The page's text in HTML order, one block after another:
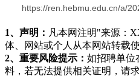
https://ren.hebmu.edu.cn/a/
1、声明： 凡本网注明"来源：
体、网站或个人从本网站转载
2、重要风险提示： 如招聘单位
料，若无法提供相关证明，请